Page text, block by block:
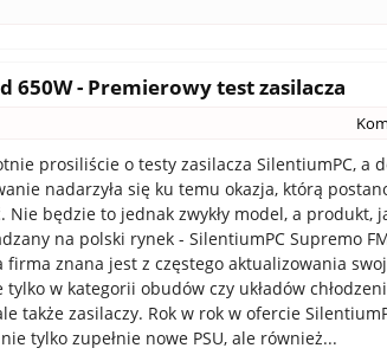
650W - Premierowy test zasilacza
prosiliście o testy zasilacza SilentiumPC, a
nadarzyła się ku temu okazja, którą
Nie będzie to jednak zwykły model, a produkt,
na polski rynek - SilentiumPC Supremo
firma znana jest z częstego aktualizowania
w kategorii obudów czy układów
także zasilaczy. Rok w rok w ofercie
tylko zupełnie nowe PSU, ale również...